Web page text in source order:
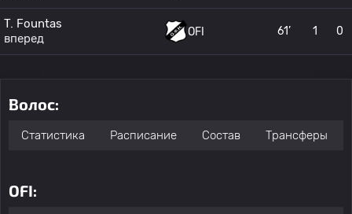
T. Fountas
вперед
OFI 61’ 1 0
Волос:
Статистика Расписание Состав Трансферы
OFI: